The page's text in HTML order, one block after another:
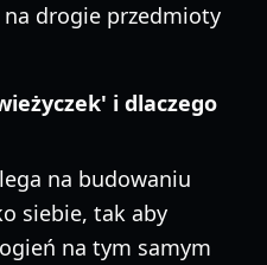
na drogie przedmioty
i dlaczego
na budowaniu
siebie, tak aby
na tym samym